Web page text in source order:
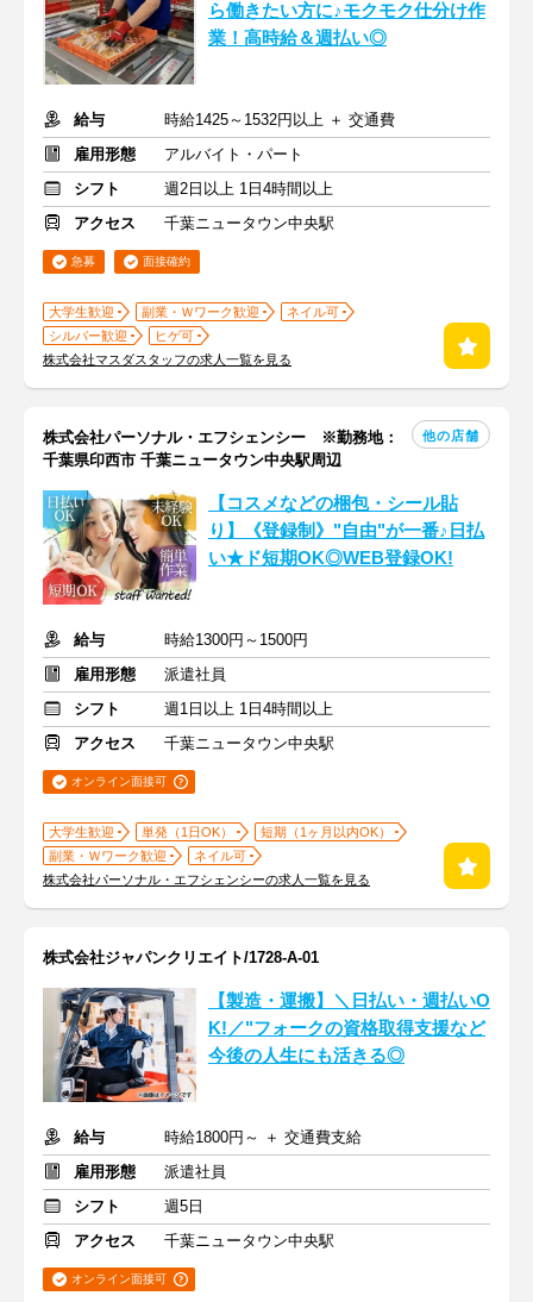
ら働きたい方に♪モクモク仕分け作
業！高時給＆週払い◎
給与
時給1425～1532円以上 ＋ 交通費
雇用形態
アルバイト・パート
シフト
週2日以上 1日4時間以上
アクセス
千葉ニュータウン中央駅
急募 面接確約
大学生歓迎 副業・Ｗワーク歓迎
ネイル可
シルバー歓迎
ヒゲ可
株式会社マスダスタッフの求人一覧を見る
株式会社パーソナル・エフシェンシー ※勤務地：
千葉県印西市 千葉ニュータウン中央駅周辺
他の店舗
【コスメなどの梱包・シール貼
り】《登録制》"自由"が一番♪日払
い★ド短期OK◎WEB登録OK!
給与
時給1300円～1500円
雇用形態
派遣社員
シフト
週1日以上 1日4時間以上
アクセス
千葉ニュータウン中央駅
オンライン面接可
大学生歓迎 単発（1日OK）
短期（1ヶ月以内OK）
副業・Ｗワーク歓迎
ネイル可
株式会社パーソナル・エフシェンシーの求人一覧を見る
株式会社ジャパンクリエイト/1728-A-01
【製造・運搬】＼日払い・週払いO
K!／"フォークの資格取得支援など
今後の人生にも活きる◎
給与
時給1800円～ ＋ 交通費支給
雇用形態
派遣社員
シフト
週5日
アクセス
千葉ニュータウン中央駅
オンライン面接可